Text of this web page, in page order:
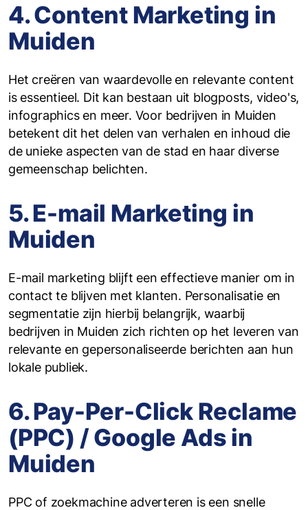
4. Content Marketing in
Muiden
Het creëren van waardevolle en relevante content
is essentieel. Dit kan bestaan uit blogposts, video's,
infographics en meer. Voor bedrijven in Muiden
betekent dit het delen van verhalen en inhoud die
de unieke aspecten van de stad en haar diverse
gemeenschap belichten.
5. E-mail Marketing in
Muiden
E-mail marketing blijft een effectieve manier om in
contact te blijven met klanten. Personalisatie en
segmentatie zijn hierbij belangrijk, waarbij
bedrijven in Muiden zich richten op het leveren van
relevante en gepersonaliseerde berichten aan hun
lokale publiek.
6. Pay-Per-Click Reclame
(PPC) / Google Ads in
Muiden
PPC of zoekmachine adverteren is een snelle